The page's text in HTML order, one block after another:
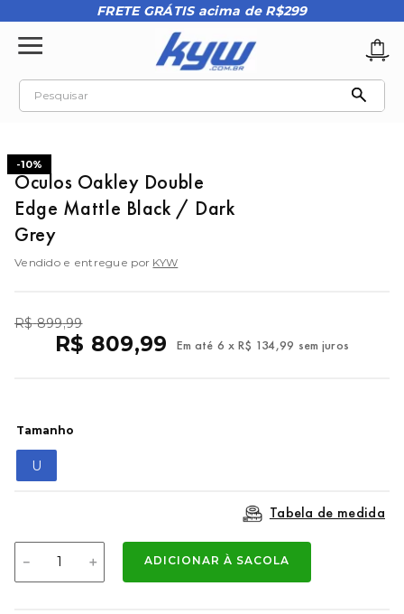
FRETE GRÁTIS acima de R$299
Pesquisar
-10%
Óculos Oakley Double
Edge Mattle Black / Dark
Grey
Vendido e entregue por KYW
R$ 899,99
R$ 809,99 Em até 6 x R$ 134,99 sem juros
Tamanho
U
Tabela de medida
＋
－ ADICIONAR À SACOLA
1º
2º oakley
3º
6º tenis
vans